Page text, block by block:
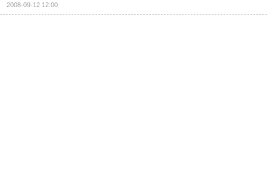
2008-09-12 12:00